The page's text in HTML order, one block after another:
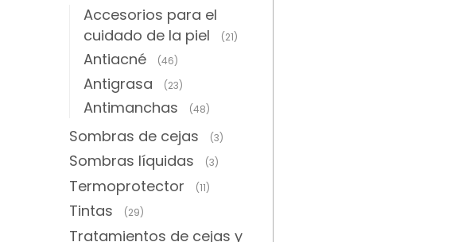
Accesorios para el
cuidado de la piel
(21)
Antiacné (46)
Antigrasa (23)
Antimanchas (48)
Sombras de cejas (3)
Sombras líquidas (3)
Termoprotector (11)
Tintas (29)
Tratamientos de cejas y